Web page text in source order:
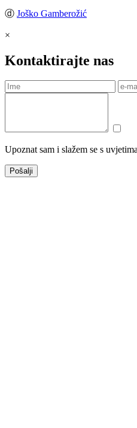
ⓓ Joško Gamberožić
×
Kontaktirajte nas
Upoznat sam i slažem se s
Pošalji